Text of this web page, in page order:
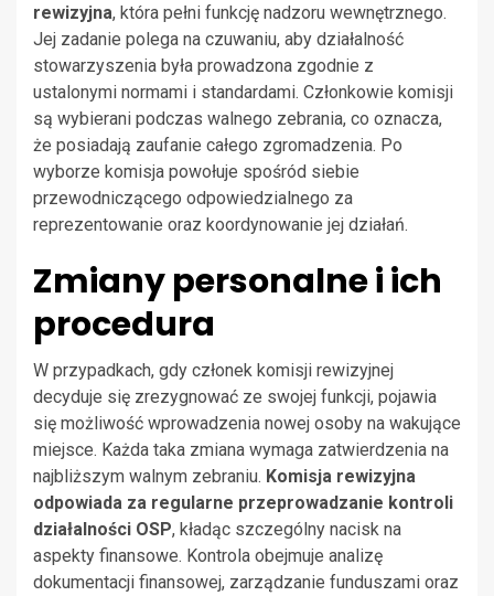
rewizyjna, która pełni funkcję nadzoru wewnętrznego.
Jej zadanie polega na czuwaniu, aby działalność
stowarzyszenia była prowadzona zgodnie z
ustalonymi normami i standardami. Członkowie komisji
są wybierani podczas walnego zebrania, co oznacza,
że posiadają zaufanie całego zgromadzenia. Po
wyborze komisja powołuje spośród siebie
przewodniczącego odpowiedzialnego za
reprezentowanie oraz koordynowanie jej działań.
Zmiany personalne i ich
procedura
W przypadkach, gdy członek komisji rewizyjnej
decyduje się zrezygnować ze swojej funkcji, pojawia
się możliwość wprowadzenia nowej osoby na wakujące
miejsce. Każda taka zmiana wymaga zatwierdzenia na
najbliższym walnym zebraniu. Komisja rewizyjna
odpowiada za regularne przeprowadzanie kontroli
działalności OSP, kładąc szczególny nacisk na
aspekty finansowe. Kontrola obejmuje analizę
dokumentacji finansowej, zarządzanie funduszami oraz